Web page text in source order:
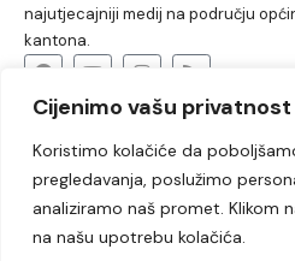
Cijenimo vašu privatnost
Koristimo kolačiće da
pregledavanja, poslužimo
analiziramo naš promet. Klikom
na našu upotrebu kolačića.
najutjecajniji medij na području
kantona.
Lukavac Društvo Crna
Kultura
Kolumne